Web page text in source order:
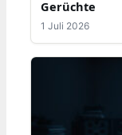
Gerüchte
1 Juli 2026